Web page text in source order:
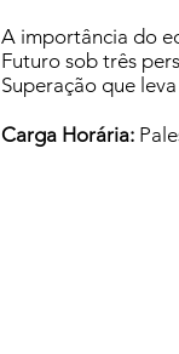
A importância do
Futuro sob três
Superação que
Carga Horária: